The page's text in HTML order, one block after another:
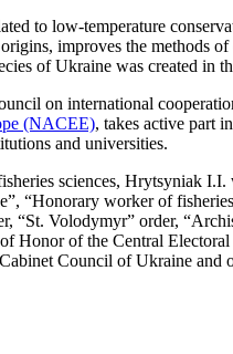
to low-temperature
improves the methods
of Ukraine was created in
on international
(NACEE), takes active part
and universities.
sciences, Hrytsyniak
“Honorary worker of
“St. Volodymyr” order,
Honor of the Central
Council of Ukraine and